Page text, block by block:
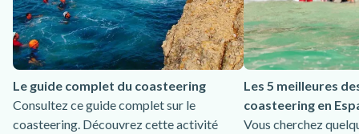
Le guide complet du coasteering
Consultez ce guide complet sur le
coasteering. Découvrez cette activité
Les 5 meilleures
coasteering en
Vous cherchez